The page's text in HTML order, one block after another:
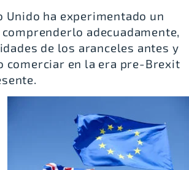
Unido ha experimentado un
adecuadamente,
de los aranceles antes y
comerciar en la era pre-Brexit